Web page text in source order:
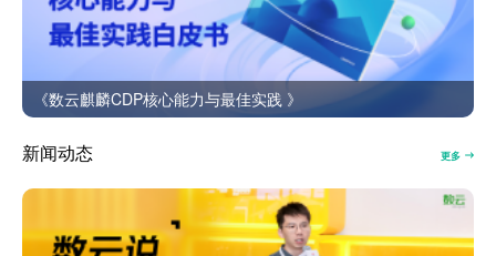
《数云麒麟CDP核心能力与最佳实践 》
新闻动态 更多